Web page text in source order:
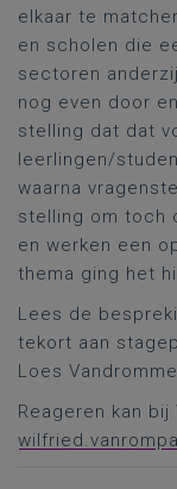
elkaar te
en scholen die
sectoren
nog even door
stelling dat dat
leerlingen/
waarna
stelling om toch
en werken een
thema ging het
Lees de
tekort aan
Loes
Reageren kan bij